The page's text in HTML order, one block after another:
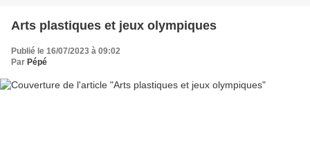
Arts plastiques et jeux olympiques
Publié le 16/07/2023 à 09:02
Par Pépé